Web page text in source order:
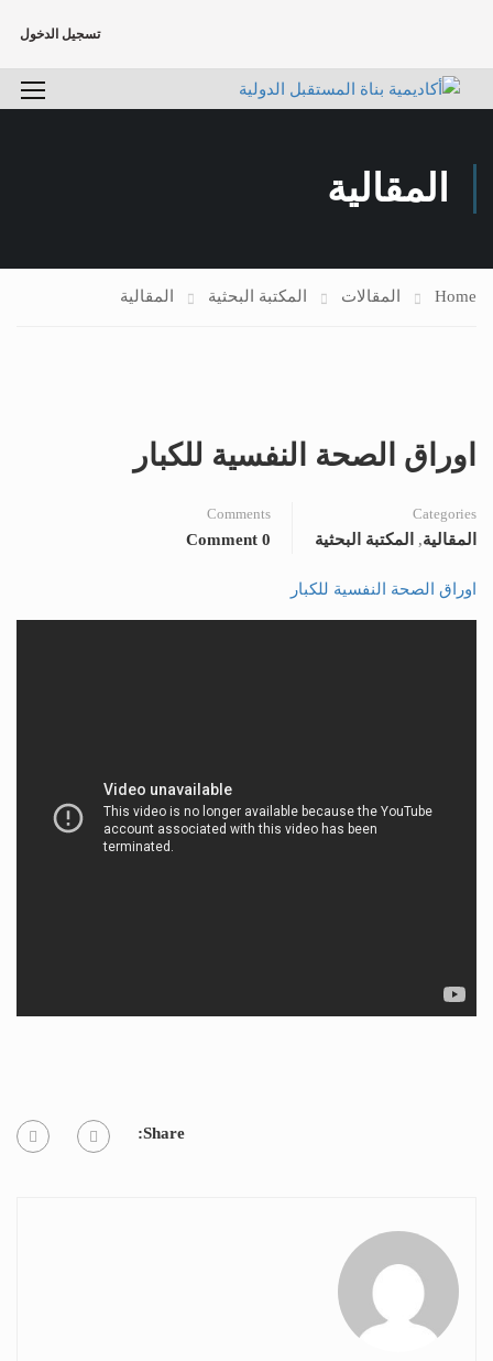
تسجيل الدخول
المقالية
Home المقالات المكتبة البحثية المقالية
اوراق الصحة النفسية للكبار
Categories
المقالية, المكتبة البحثية
Comments
0 Comment
اوراق الصحة النفسية للكبار
Share: